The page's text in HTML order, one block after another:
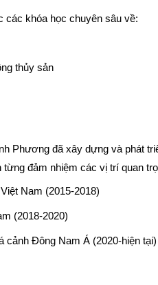
các khóa học chuyên sâu về:
thủy sản
Phương đã xây dựng và phát
đảm nhiệm các vị trí quan
Nam (2015-2018)
(2018-2020)
cảnh Đông Nam Á (2020-hiện tại)